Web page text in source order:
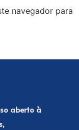
navegador para
aberto à